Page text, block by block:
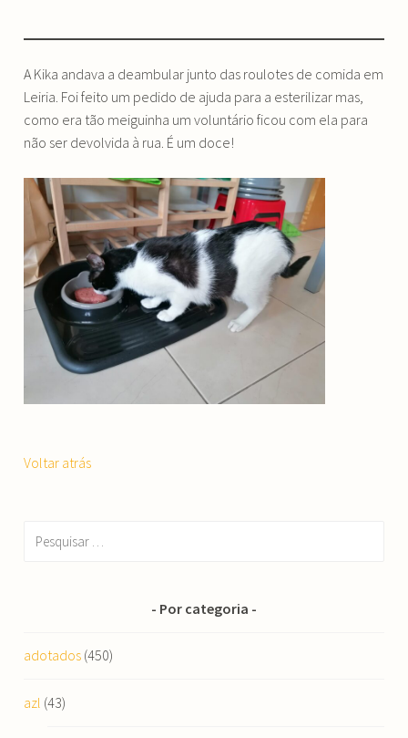
A Kika andava a deambular junto das roulotes de comida em
Leiria. Foi feito um pedido de ajuda para a esterilizar mas,
como era tão meiguinha um voluntário ficou com ela para
não ser devolvida à rua. É um doce!
Voltar atrás
Por categoria
adotados (450)
azl (43)